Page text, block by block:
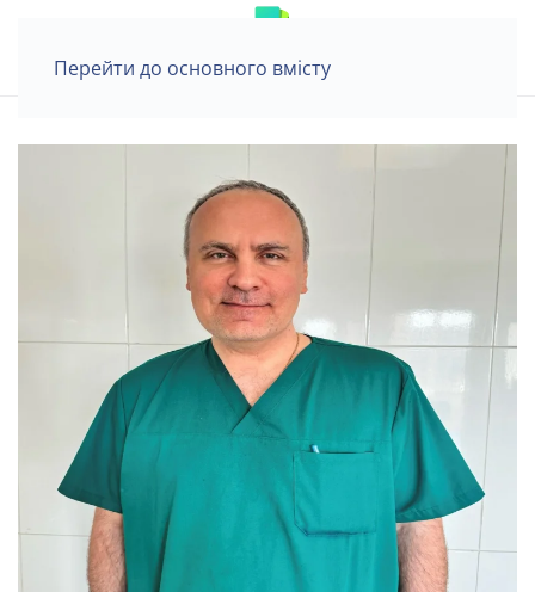
Перейти до основного вмісту